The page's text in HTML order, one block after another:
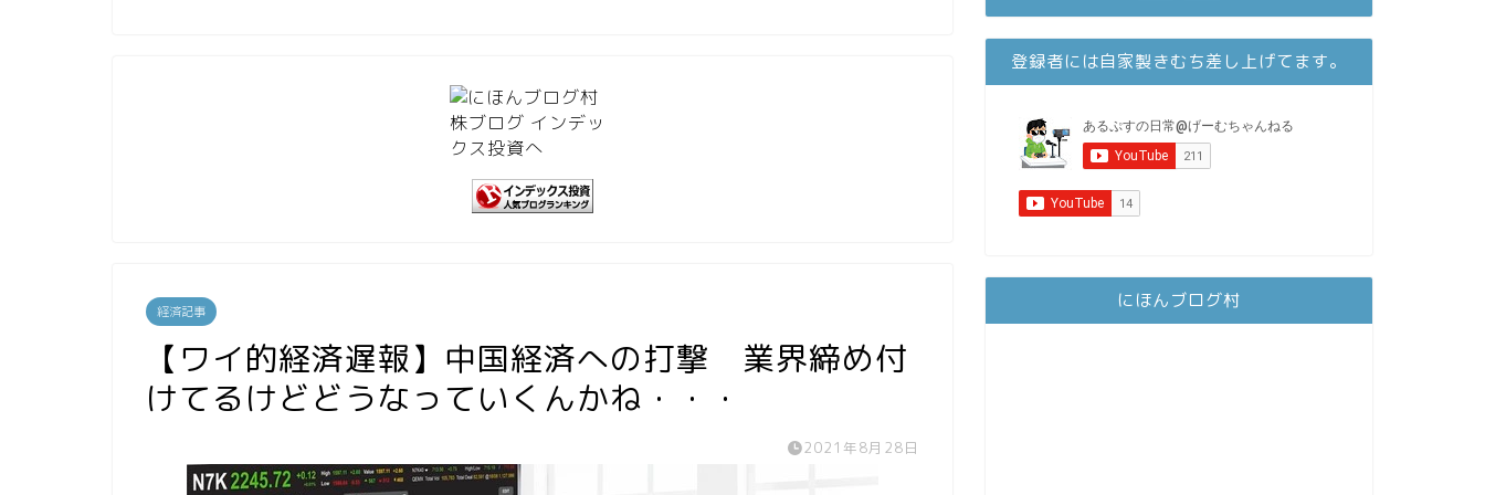
経済記事
【ワイ的経済遅報】中国経済への打撃 業界締め付
けてるけどどうなっていくんかね・・・
2021年8月28日
登録者には自家製きむち差し上げてます。
にほんブログ村